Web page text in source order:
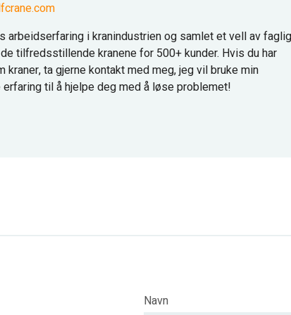
arbeidserfaring i kranindustrien og samlet et vell av faglig
tilfredsstillende kranene for 500+ kunder. Hvis du har
kraner, ta gjerne kontakt med meg, jeg vil bruke min
til å hjelpe deg med å løse problemet!
Navn